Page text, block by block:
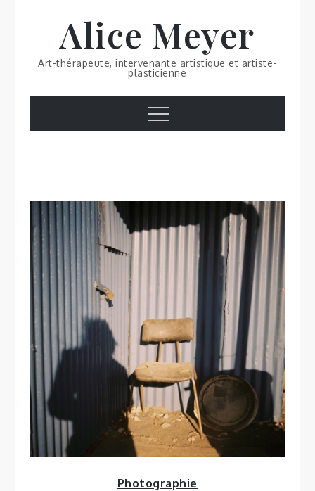
Alice Meyer
Art-thérapeute, intervenante artistique et artiste-
plasticienne
Menu
Photographie